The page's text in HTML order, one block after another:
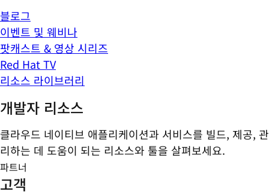
블로그
이벤트 및 웨비나
팟캐스트 & 영상 시리즈
Red Hat TV
리소스 라이브러리
개발자 리소스
클라우드 네이티브 애플리케이션과 서비스를 빌드, 제공, 관
리하는 데 도움이 되는 리소스와 툴을 살펴보세요.
파트너
고객